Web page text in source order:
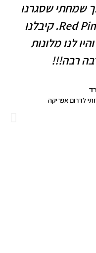
שמחתי שסגרנו
הכל דרך חברת Red Pineapple. קיבלנו
לנו מלונות
רבה!!!
לדרום אפריקה